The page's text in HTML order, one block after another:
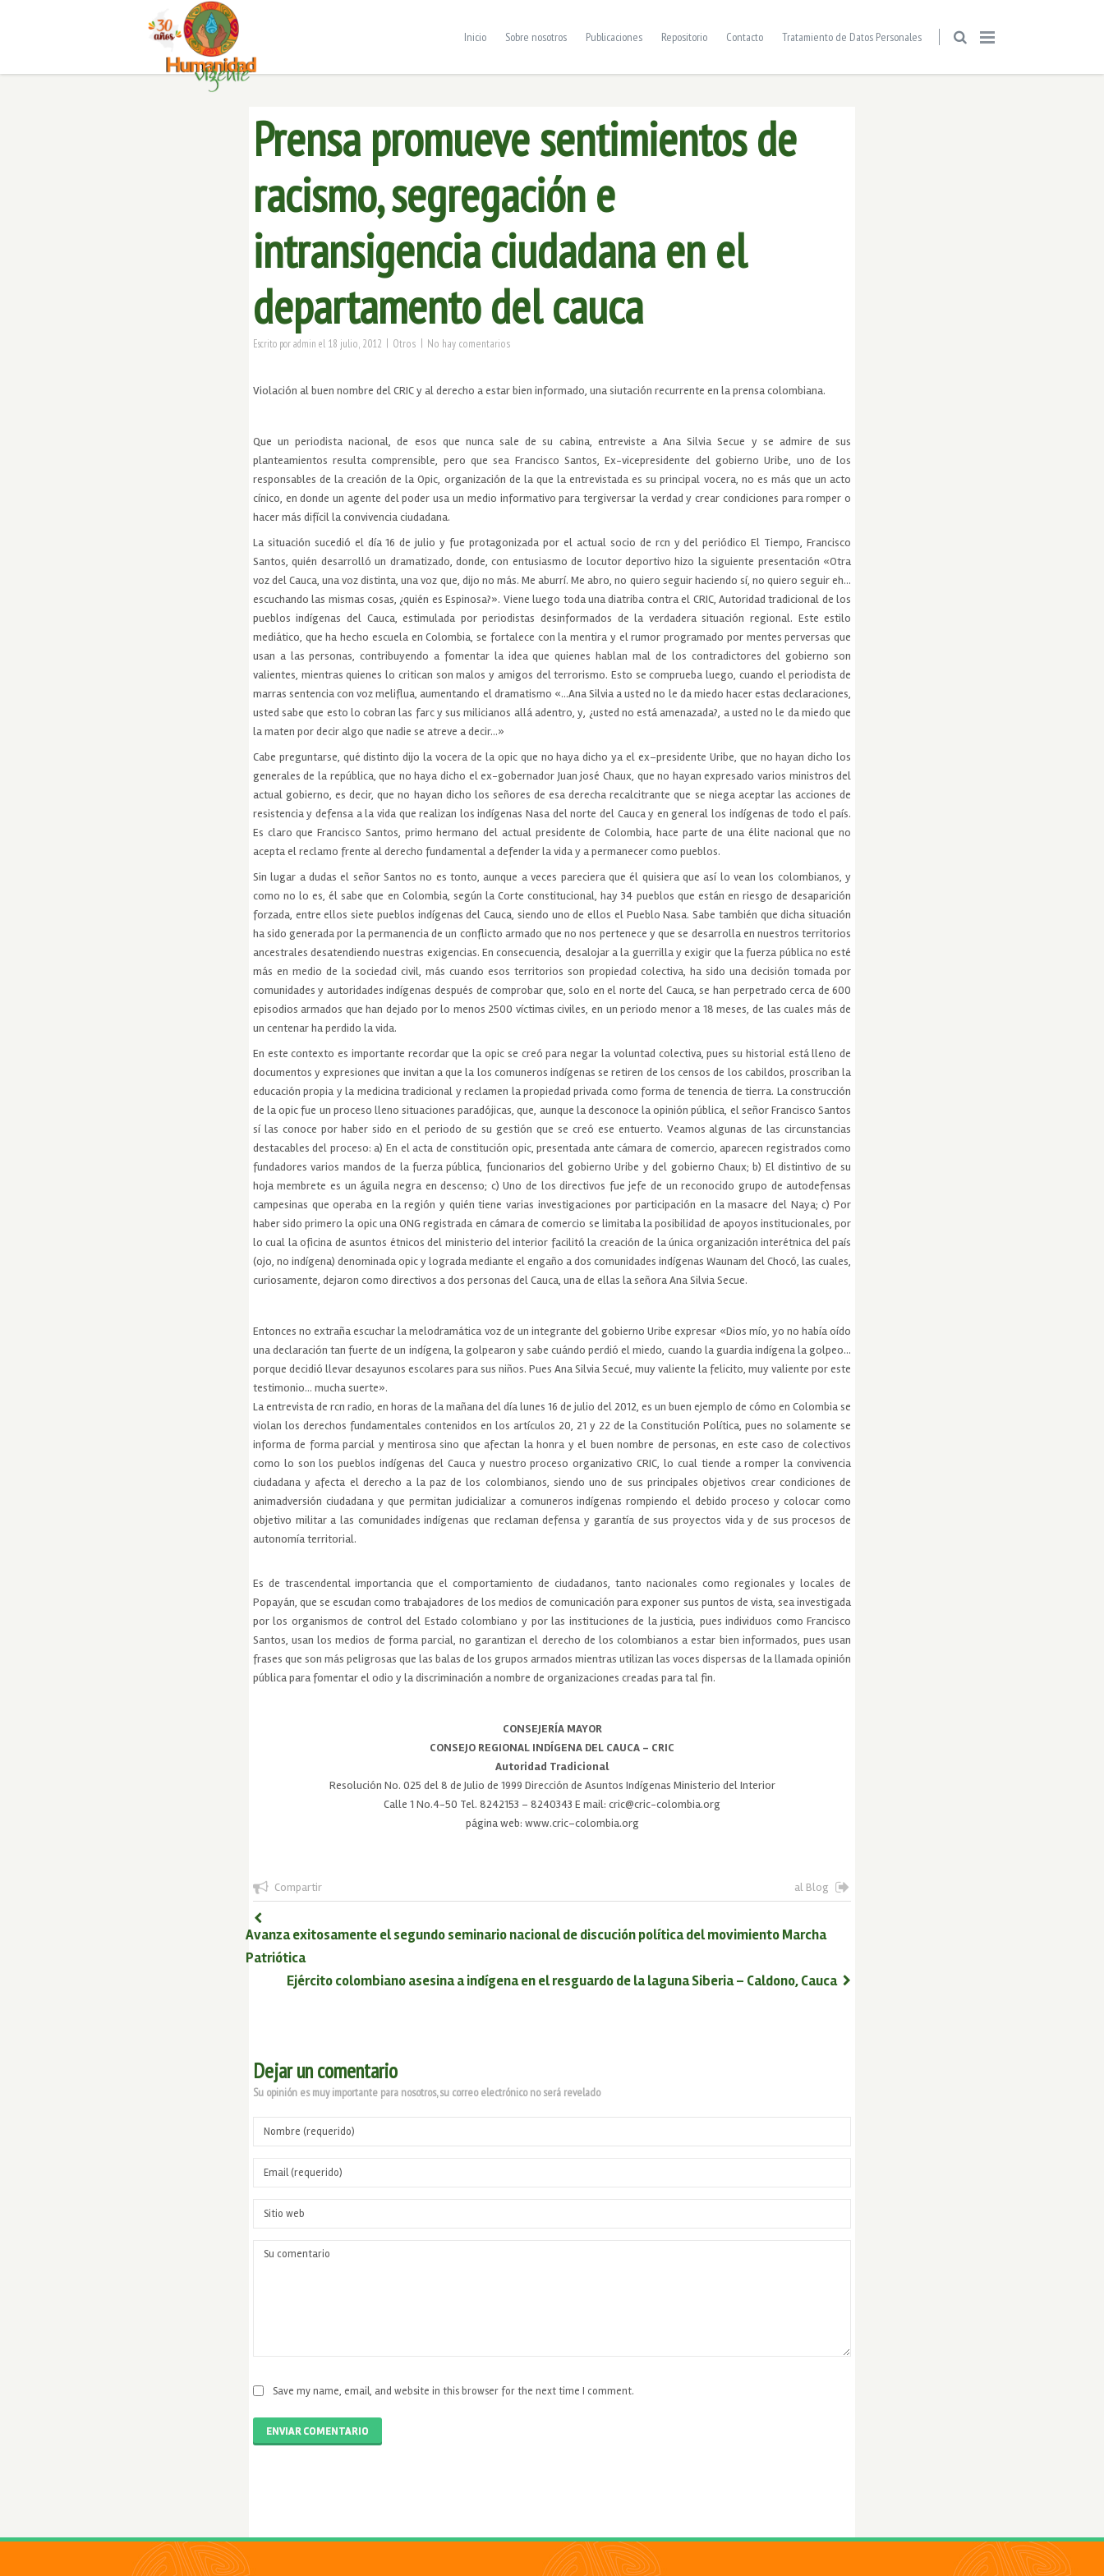
Inicio Sobre nosotros Publicaciones Repositorio Contacto Tratamiento de Datos Personales
Prensa promueve sentimientos de
racismo, segregación e
intransigencia ciudadana en el
departamento del cauca
Escrito poradmin el 18 julio, 2012 | Otros | No hay comentarios
Violación al buen nombre del CRIC y al derecho a estar bien informado, una siutación recurrente en la prensa colombiana.
Que un periodista nacional, de esos que nunca sale de su cabina, entreviste a Ana Silvia Secue y se admire de sus
planteamientos resulta comprensible, pero que sea Francisco Santos, Ex-vicepresidente del gobierno Uribe, uno de los
responsables de la creación de la Opic, organización de la que la entrevistada es su principal vocera, no es más que un acto
cínico, en donde un agente del poder usa un medio informativo para tergiversar la verdad y crear condiciones para romper o
hacer más difícil la convivencia ciudadana.
La situación sucedió el día 16 de julio y fue protagonizada por el actual socio de rcn y del periódico El Tiempo, Francisco
Santos, quién desarrolló un dramatizado, donde, con entusiasmo de locutor deportivo hizo la siguiente presentación «Otra
voz del Cauca, una voz distinta, una voz que, dijo no más. Me aburrí. Me abro, no quiero seguir haciendo sí, no quiero seguir eh…
escuchando las mismas cosas, ¿quién es Espinosa?». Viene luego toda una diatriba contra el CRIC, Autoridad tradicional de los
pueblos indígenas del Cauca, estimulada por periodistas desinformados de la verdadera situación regional. Este estilo
mediático, que ha hecho escuela en Colombia, se fortalece con la mentira y el rumor programado por mentes perversas que
usan a las personas, contribuyendo a fomentar la idea que quienes hablan mal de los contradictores del gobierno son
valientes, mientras quienes lo critican son malos y amigos del terrorismo. Esto se comprueba luego, cuando el periodista de
marras sentencia con voz meliflua, aumentando el dramatismo «…Ana Silvia a usted no le da miedo hacer estas declaraciones,
usted sabe que esto lo cobran las farc y sus milicianos allá adentro, y, ¿usted no está amenazada?, a usted no le da miedo que
la maten por decir algo que nadie se atreve a decir…»
Cabe preguntarse, qué distinto dijo la vocera de la opic que no haya dicho ya el ex–presidente Uribe, que no hayan dicho los
generales de la república, que no haya dicho el ex-gobernador Juan josé Chaux, que no hayan expresado varios ministros del
actual gobierno, es decir, que no hayan dicho los señores de esa derecha recalcitrante que se niega aceptar las acciones de
resistencia y defensa a la vida que realizan los indígenas Nasa del norte del Cauca y en general los indígenas de todo el país.
Es claro que Francisco Santos, primo hermano del actual presidente de Colombia, hace parte de una élite nacional que no
acepta el reclamo frente al derecho fundamental a defender la vida y a permanecer como pueblos.
Sin lugar a dudas el señor Santos no es tonto, aunque a veces pareciera que él quisiera que así lo vean los colombianos, y
como no lo es, él sabe que en Colombia, según la Corte constitucional, hay 34 pueblos que están en riesgo de desaparición
forzada, entre ellos siete pueblos indígenas del Cauca, siendo uno de ellos el Pueblo Nasa. Sabe también que dicha situación
ha sido generada por la permanencia de un conflicto armado que no nos pertenece y que se desarrolla en nuestros territorios
ancestrales desatendiendo nuestras exigencias. En consecuencia, desalojar a la guerrilla y exigir que la fuerza pública no esté
más en medio de la sociedad civil, más cuando esos territorios son propiedad colectiva, ha sido una decisión tomada por
comunidades y autoridades indígenas después de comprobar que, solo en el norte del Cauca, se han perpetrado cerca de 600
episodios armados que han dejado por lo menos 2500 víctimas civiles, en un periodo menor a 18 meses, de las cuales más de
un centenar ha perdido la vida.
En este contexto es importante recordar que la opic se creó para negar la voluntad colectiva, pues su historial está lleno de
documentos y expresiones que invitan a que la los comuneros indígenas se retiren de los censos de los cabildos, proscriban la
educación propia y la medicina tradicional y reclamen la propiedad privada como forma de tenencia de tierra. La construcción
de la opic fue un proceso lleno situaciones paradójicas, que, aunque la desconoce la opinión pública, el señor Francisco Santos
sí las conoce por haber sido en el periodo de su gestión que se creó ese entuerto. Veamos algunas de las circunstancias
destacables del proceso: a) En el acta de constitución opic, presentada ante cámara de comercio, aparecen registrados como
fundadores varios mandos de la fuerza pública, funcionarios del gobierno Uribe y del gobierno Chaux; b) El distintivo de su
hoja membrete es un águila negra en descenso; c) Uno de los directivos fue jefe de un reconocido grupo de autodefensas
campesinas que operaba en la región y quién tiene varias investigaciones por participación en la masacre del Naya; c) Por
haber sido primero la opic una ONG registrada en cámara de comercio se limitaba la posibilidad de apoyos institucionales, por
lo cual la oficina de asuntos étnicos del ministerio del interior facilitó la creación de la única organización interétnica del país
(ojo, no indígena) denominada opic y lograda mediante el engaño a dos comunidades indígenas Waunam del Chocó, las cuales,
curiosamente, dejaron como directivos a dos personas del Cauca, una de ellas la señora Ana Silvia Secue.
Entonces no extraña escuchar la melodramática voz de un integrante del gobierno Uribe expresar «Dios mío, yo no había oído
una declaración tan fuerte de un indígena, la golpearon y sabe cuándo perdió el miedo, cuando la guardia indígena la golpeo…
porque decidió llevar desayunos escolares para sus niños. Pues Ana Silvia Secué, muy valiente la felicito, muy valiente por este
testimonio… mucha suerte».
La entrevista de rcn radio, en horas de la mañana del día lunes 16 de julio del 2012, es un buen ejemplo de cómo en Colombia se
violan los derechos fundamentales contenidos en los artículos 20, 21 y 22 de la Constitución Política, pues no solamente se
informa de forma parcial y mentirosa sino que afectan la honra y el buen nombre de personas, en este caso de colectivos
como lo son los pueblos indígenas del Cauca y nuestro proceso organizativo CRIC, lo cual tiende a romper la convivencia
ciudadana y afecta el derecho a la paz de los colombianos, siendo uno de sus principales objetivos crear condiciones de
animadversión ciudadana y que permitan judicializar a comuneros indígenas rompiendo el debido proceso y colocar como
objetivo militar a las comunidades indígenas que reclaman defensa y garantía de sus proyectos vida y de sus procesos de
autonomía territorial.
Es de trascendental importancia que el comportamiento de ciudadanos, tanto nacionales como regionales y locales de
Popayán, que se escudan como trabajadores de los medios de comunicación para exponer sus puntos de vista, sea investigada
por los organismos de control del Estado colombiano y por las instituciones de la justicia, pues individuos como Francisco
Santos, usan los medios de forma parcial, no garantizan el derecho de los colombianos a estar bien informados, pues usan
frases que son más peligrosas que las balas de los grupos armados mientras utilizan las voces dispersas de la llamada opinión
pública para fomentar el odio y la discriminación a nombre de organizaciones creadas para tal fin.
CONSEJERÍA MAYOR
CONSEJO REGIONAL INDÍGENA DEL CAUCA – CRIC
Autoridad Tradicional
Resolución No. 025 del 8 de Julio de 1999 Dirección de Asuntos Indígenas Ministerio del Interior
Calle 1 No.4-50 Tel. 8242153 – 8240343 E mail: cric@cric-colombia.org
página web: www.cric­­–colombia.org
Compartir al Blog
Avanza exitosamente el segundo seminario nacional de discución política del movimiento Marcha
Patriótica
Ejército colombiano asesina a indígena en el resguardo de la laguna Siberia – Caldono, Cauca
Dejar un comentario
Su opinión es muy importante para nosotros, su correo electrónico no será revelado
Save my name, email, and website in this browser for the next time I comment.
ENVIAR COMENTARIO